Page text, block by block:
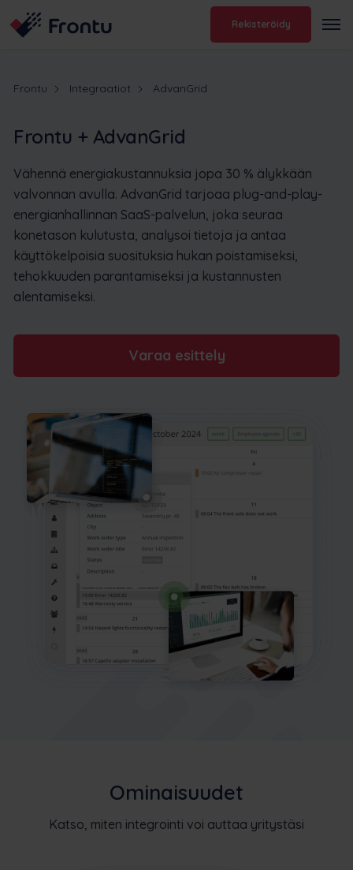
Rekisteröidy
Frontu Integraatiot AdvanGrid
Frontu + AdvanGrid
Vähennä energiakustannuksia jopa 30 % älykkään
valvonnan avulla. AdvanGrid tarjoaa plug-and-play-
energianhallinnan SaaS-palvelun, joka seuraa
konetason kulutusta, analysoi tietoja ja antaa
käyttökelpoisia suosituksia hukan poistamiseksi,
tehokkuuden parantamiseksi ja kustannusten
alentamiseksi.
Varaa esittely
Ominaisuudet
Katso, miten integrointi voi auttaa yritystäsi